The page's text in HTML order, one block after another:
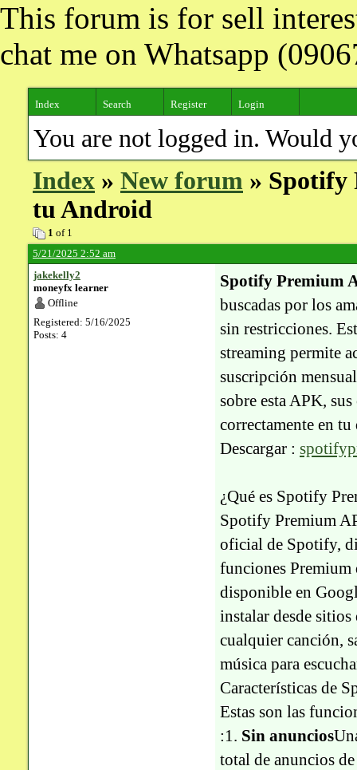
This forum is for sell
chat me on Whatsapp
Index Search Register Login
You are not logged in. Would
Index » New forum » Spotify
tu Android
1 of 1
5/21/2025 2:52 am
jakekelly2
moneyfx learner
Offline
Registered: 5/16/2025
Posts: 4
Spotify Premium
buscadas por los
sin restricciones.
streaming permite
suscripción
sobre esta APK,
correctamente en
Descargar :
¿Qué es Spotify
Spotify Premium
oficial de Spotify,
funciones Premium
disponible en
instalar desde
cualquier canción,
música para
Características de
Estas son las
:1. Sin anuncios
total de anuncios